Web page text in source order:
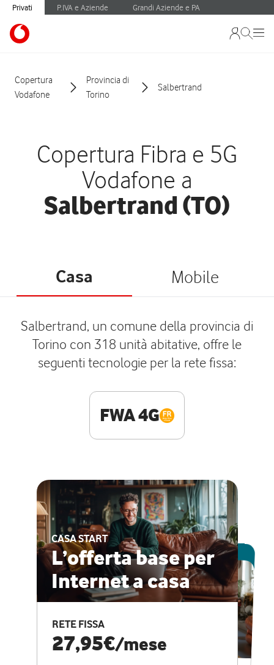
Privati P.IVA e Aziende Grandi Aziende e PA
Copertura
Vodafone
Provincia di
Torino
Salbertrand
Copertura Fibra e 5G
Vodafone a
Salbertrand (TO)
Casa Mobile
Salbertrand, un comune della provincia di
Torino con 318 unità abitative, offre le
seguenti tecnologie per la rete fissa:
FWA 4G
CASA START
L’offerta base per
Internet a casa
RETE FISSA
27,95€/mese
ESCLUSIVA ONLINE
CASA PRO
Internet veloce e
vantaggi speciali